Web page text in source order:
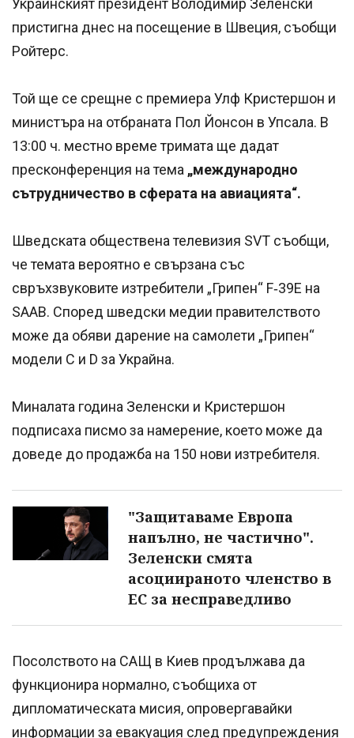
Украинският президент Володимир Зеленски
пристигна днес на посещение в Швеция, съобщи
Ройтерс.
Той ще се срещне с премиера Улф Кристершон и
министъра на отбраната Пол Йонсон в Упсала. В
13:00 ч. местно време тримата ще дадат
пресконференция на тема „международно
сътрудничество в сферата на авиацията“.
Шведската обществена телевизия SVT съобщи,
че темата вероятно е свързана със
свръхзвуковите изтребители „Грипен“ F‑39E на
SAAB. Според шведски медии правителството
може да обяви дарение на самолети „Грипен“
модели C и D за Украйна.
Миналата година Зеленски и Кристершон
подписаха писмо за намерение, което може да
доведе до продажба на 150 нови изтребителя.
"Защитаваме Европа
напълно, не частично".
Зеленски смята
асоциираното членство в
ЕС за несправедливо
Посолството на САЩ в Киев продължава да
функционира нормално, съобщиха от
дипломатическата мисия, опровергавайки
информации за евакуация след предупреждения